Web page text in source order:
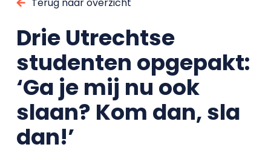
Drie Utrechtse
studenten opgepakt:
‘Ga je mij nu ook
slaan? Kom dan, sla
dan!’